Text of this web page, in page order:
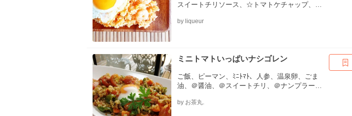
スイートチリソース、☆トマトケチャップ、☆
by liqueur
ミニトマトいっぱいナシゴレン
ご飯、ピーマン、ﾐﾆﾄﾏﾄ、人参、温泉卵、ごま
油、＠醤油、＠スイートチリ、＠ナンプラー、
by お茶丸.